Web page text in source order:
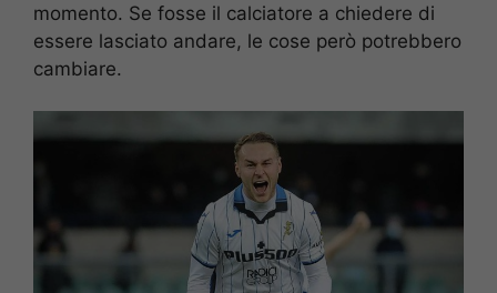
momento. Se fosse il calciatore a chiedere di
essere lasciato andare, le cose però potrebbero
cambiare.